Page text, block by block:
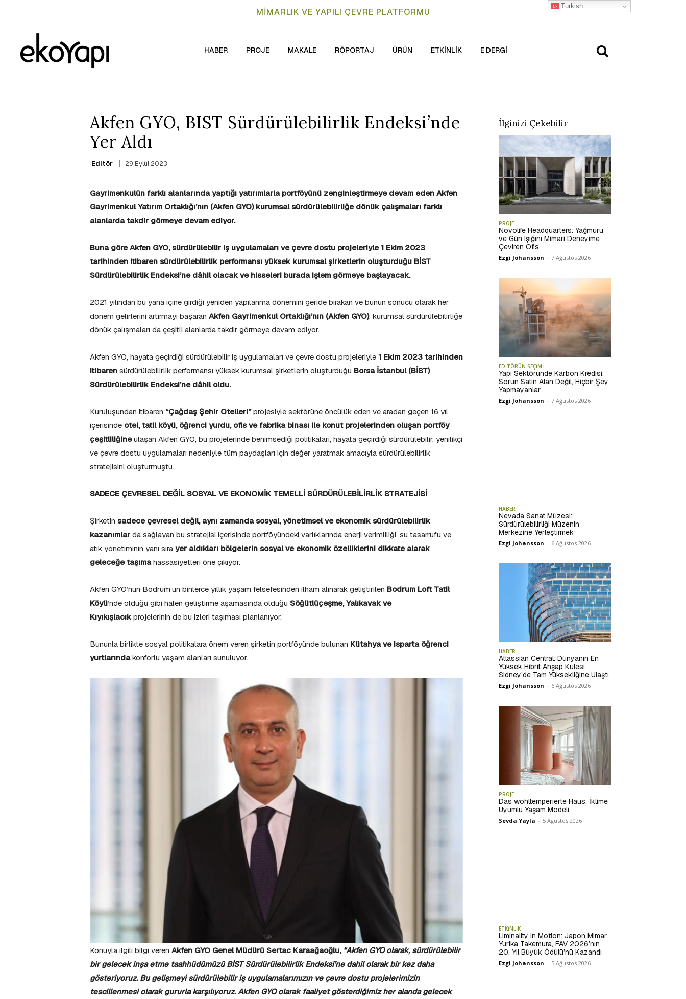
MİMARLIK VE YAPILI ÇEVRE PLATFORMU
HABER PROJE MAKALE RÖPORTAJ ÜRÜN ETKİNLİK E DERGİ
Akfen GYO, BIST Sürdürülebilirlik Endeksi’nde
Yer Aldı
Editör 29 Eylül 2023
Gayrimenkulün farklı alanlarında yaptığı yatırımlarla portföyünü zenginleştirmeye devam eden Akfen
Gayrimenkul Yatırım Ortaklığı’nın (Akfen GYO) kurumsal sürdürülebilirliğe dönük çalışmaları farklı
alanlarda takdir görmeye devam ediyor.
Buna göre Akfen GYO, sürdürülebilir iş uygulamaları ve çevre dostu projeleriyle 1 Ekim 2023
tarihinden itibaren sürdürülebilirlik performansı yüksek kurumsal şirketlerin oluşturduğu BİST
Sürdürülebilirlik Endeksi’ne dâhil olacak ve hisseleri burada işlem görmeye başlayacak.
2021 yılından bu yana içine girdiği yeniden yapılanma dönemini geride bırakan ve bunun sonucu olarak her
dönem gelirlerini artırmayı başaran Akfen Gayrimenkul Ortaklığı’nın (Akfen GYO), kurumsal sürdürülebilirliğe
dönük çalışmaları da çeşitli alanlarda takdir görmeye devam ediyor.
Akfen GYO, hayata geçirdiği sürdürülebilir iş uygulamaları ve çevre dostu projeleriyle 1 Ekim 2023 tarihinden
itibaren sürdürülebilirlik performansı yüksek kurumsal şirketlerin oluşturduğu Borsa İstanbul (BİST)
Sürdürülebilirlik Endeksi’ne dâhil oldu.
Kuruluşundan itibaren “Çağdaş Şehir Otelleri”projesiyle sektörüne öncülük eden ve aradan geçen 16 yıl
içerisinde otel, tatil köyü, öğrenci yurdu, ofis ve fabrika binası ile konut projelerinden oluşan portföy
çeşitliliğineulaşan Akfen GYO, bu projelerinde benimsediği politikaları, hayata geçirdiği sürdürülebilir, yenilikçi
ve çevre dostu uygulamaları nedeniyle tüm paydaşları için değer yaratmak amacıyla sürdürülebilirlik
stratejisini oluşturmuştu.
SADECE ÇEVRESEL DEĞİL SOSYAL VE EKONOMİK TEMELLİ SÜRDÜRÜLEBİLİRLİK STRATEJİSİ
Şirketin sadece çevresel değil, aynı zamanda sosyal, yönetimsel ve ekonomik sürdürülebilirlik
kazanımlar da sağlayan bu stratejisi içerisinde portföyündeki varlıklarında enerji verimliliği, su tasarrufu ve
atık yönetiminin yanı sıra yer aldıkları bölgelerin sosyal ve ekonomik özelliklerini dikkate alarak
geleceğe taşımahassasiyetleri öne çıkıyor.
Akfen GYO’nun Bodrum’un binlerce yıllık yaşam felsefesinden ilham alınarak geliştirilen Bodrum Loft Tatil
Köyü’nde olduğu gibi halen geliştirme aşamasında olduğu Söğütlüçeşme, Yalıkavak ve
Kıyıkışlacık projelerinin de bu izleri taşıması planlanıyor.
Bununla birlikte sosyal politikalara önem veren şirketin portföyünde bulunan Kütahya ve Isparta öğrenci
yurtlarındakonforlu yaşam alanları sunuluyor.
Konuyla ilgili bilgi veren Akfen GYO Genel Müdürü Sertac Karaağaoğlu, “Akfen GYO olarak, sürdürülebilir
bir gelecek inşa etme taahhüdümüzü BİST Sürdürülebilirlik Endeksi’ne dahil olarak bir kez daha
gösteriyoruz. Bu gelişmeyi sürdürülebilir iş uygulamalarımızın ve çevre dostu projelerimizin
tescillenmesi olarak gururla karşılıyoruz. Akfen GYO olarak faaliyet gösterdiğimiz her alanda gelecek
İlginizi Çekebilir
PROJE
Novolife Headquarters: Yağmuru
ve Gün Işığını Mimari Deneyime
Çeviren Ofis
Ezgi Johansson - 7 Ağustos 2026
EDİTÖRÜN SEÇİMİ
Yapı Sektöründe Karbon Kredisi:
Sorun Satın Alan Değil, Hiçbir Şey
Yapmayanlar
Ezgi Johansson - 7 Ağustos 2026
HABER
Nevada Sanat Müzesi:
Sürdürülebilirliği Müzenin
Merkezine Yerleştirmek
Ezgi Johansson - 6 Ağustos 2026
HABER
Atlassian Central: Dünyanın En
Yüksek Hibrit Ahşap Kulesi
Sidney’de Tam Yüksekliğine Ulaştı
Ezgi Johansson - 6 Ağustos 2026
PROJE
Das wohltemperierte Haus: İklime
Uyumlu Yaşam Modeli
Sevda Yayla - 5 Ağustos 2026
ETKİNLİK
Liminality in Motion: Japon Mimar
Yurika Takemura, FAV 2026’nın
20. Yıl Büyük Ödülü’nü Kazandı
Ezgi Johansson - 5 Ağustos 2026
Turkish